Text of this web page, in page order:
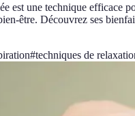
est une technique efficace
être. Découvrez ses
#techniques de